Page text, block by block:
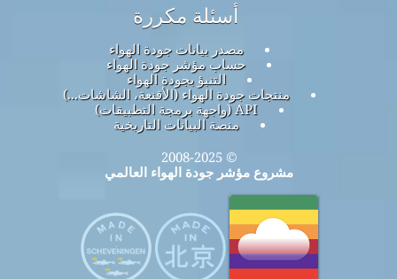
أسئلة مكررة
مصدر بيانات جودة الهواء
حساب مؤشر جودة الهواء
التنبؤ بجودة الهواء
منتجات جودة الهواء (الأقنعة، الشاشات...)
API (واجهة برمجة التطبيقات)
منصة البيانات التاريخية
© 2008-2025
مشروع مؤشر جودة الهواء العالمي